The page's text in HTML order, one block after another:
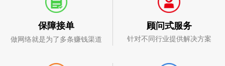
保障接单
做网络就是为了多条赚钱渠道
顾问式服务
针对不同行业提供解决方案